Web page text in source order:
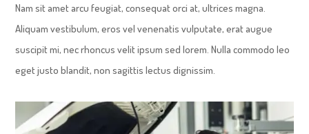
Nam sit amet arcu feugiat, consequat orci at, ultrices magna.
Aliquam vestibulum, eros vel venenatis vulputate, erat augue
suscipit mi, nec rhoncus velit ipsum sed lorem. Nulla commodo leo
eget justo blandit, non sagittis lectus dignissim.